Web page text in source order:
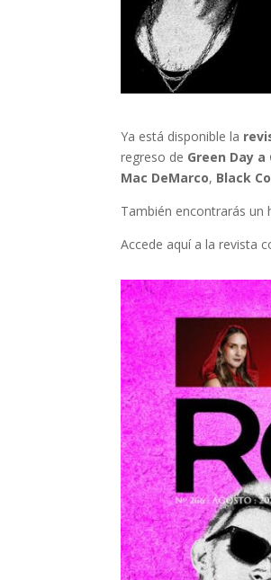
Ya está disponible la
regreso de Green Day a
Mac DeMarco, Black
También encontrarás un
Accede aquí a la revista